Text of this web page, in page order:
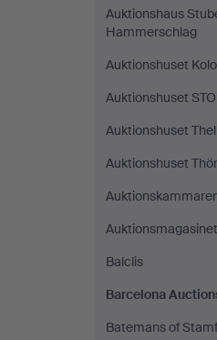
Auktionshaus
Hammerschlag
Auktionshuset
Auktionshuset
Auktionshuset
Auktionshuset
Balclis
Barcelona
Batemans of